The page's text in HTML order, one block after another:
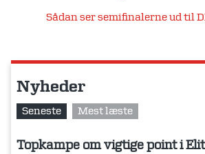
Sådan ser semifinalerne ud til
Nyheder
Seneste Mest læste
Topkampe om vigtige point i